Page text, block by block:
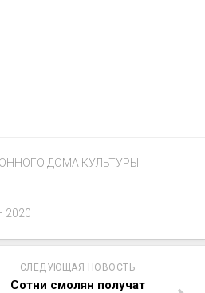
ДОМА КУЛЬТУРЫ
2020
СЛЕДУЮЩАЯ НОВОСТЬ
Сотни смолян получат